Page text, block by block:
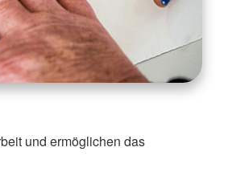
und ermöglichen das